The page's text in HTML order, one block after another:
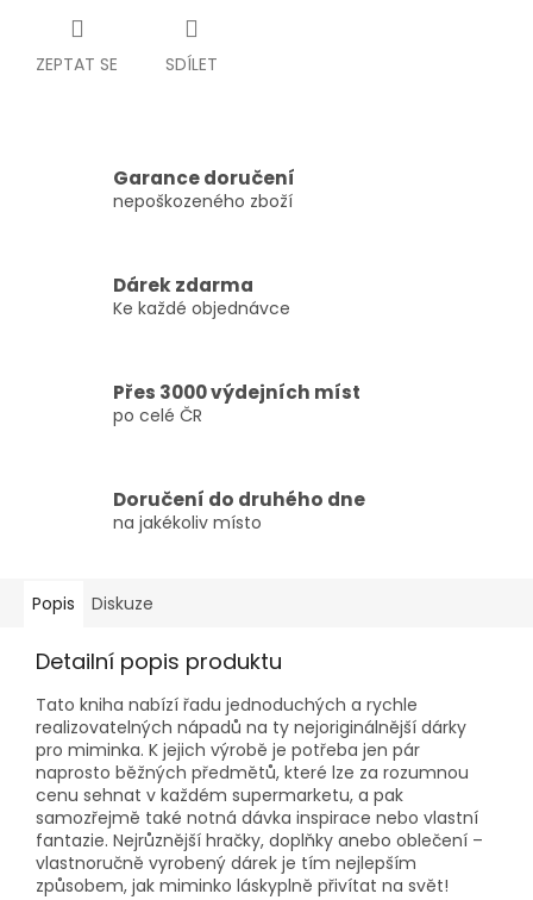
ZEPTAT SE SDÍLET
Garance doručení
nepoškozeného zboží
Dárek zdarma
Ke každé objednávce
Přes 3000 výdejních míst
po celé ČR
Doručení do druhého dne
na jakékoliv místo
Popis Diskuze
Detailní popis produktu
Tato kniha nabízí řadu jednoduchých a rychle
realizovatelných nápadů na ty nejoriginálnější dárky
pro miminka. K jejich výrobě je potřeba jen pár
naprosto běžných předmětů, které lze za rozumnou
cenu sehnat v každém supermarketu, a pak
samozřejmě také notná dávka inspirace nebo vlastní
fantazie. Nejrůznější hračky, doplňky anebo oblečení –
vlastnoručně vyrobený dárek je tím nejlepším
způsobem, jak miminko láskyplně přivítat na svět!